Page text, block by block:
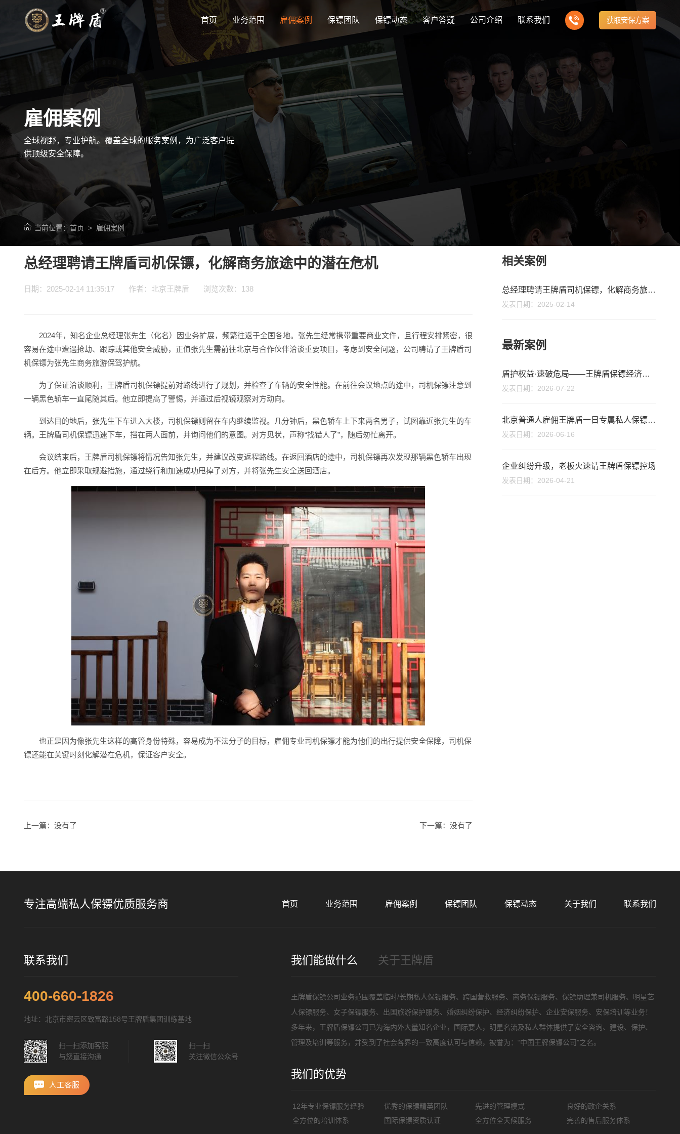
首页 业务范围 雇佣案例 保镖团队 保镖动态
您的世界 我来守护
专注高端私人保镖优质服务商
公司动态
Company news
保镖知识
Bodyguard knowledge City information
客户答疑 公司介绍 联系我们 获取安保方案
雇佣案例
全球视野，专业护航。覆盖全球的服务案例，为广泛客户提
供顶级安全保障。
当前位置：首页 > 雇佣案例
总经理聘请王牌盾司机保镖，化解商务旅途中的潜在危机
日期：2025-02-14 11:35:17 作者：北京王牌盾 浏览次数： 138
2024年，知名企业总经理张先生（化名）因业务扩展，频繁往返于全国各地。张先生经常携带重要商业文件，且行程安排紧密，很
容易在途中遭遇抢劫、跟踪或其他安全威胁，正值张先生需前往北京与合作伙伴洽谈重要项目，考虑到安全问题，公司聘请了王牌盾司
机保镖为张先生商务旅游保驾护航。
为了保证洽谈顺利，王牌盾司机保镖提前对路线进行了规划，并检查了车辆的安全性能。在前往会议地点的途中，司机保镖注意到
一辆黑色轿车一直尾随其后。他立即提高了警惕，并通过后视镜观察对方动向。
到达目的地后，张先生下车进入大楼，司机保镖则留在车内继续监视。几分钟后，黑色轿车上下来两名男子，试图靠近张先生的车
辆。王牌盾司机保镖迅速下车，挡在两人面前，并询问他们的意图。对方见状，声称“找错人了”，随后匆忙离开。
会议结束后，王牌盾司机保镖将情况告知张先生，并建议改变返程路线。在返回酒店的途中，司机保镖再次发现那辆黑色轿车出现
在后方。他立即采取规避措施，通过绕行和加速成功甩掉了对方，并将张先生安全送回酒店。
也正是因为像张先生这样的高管身份特殊，容易成为不法分子的目标，雇佣专业司机保镖才能为他们的出行提供安全保障，司机保
镖还能在关键时刻化解潜在危机，保证客户安全。
上一篇：没有了 下一篇：没有了
相关案例
总经理聘请王牌盾司机保镖，化解商务旅途中的潜在危机
发表日期：2025-02-14
最新案例
盾护权益·速破危局——王牌盾保镖经济纠纷实战获好评
发表日期：2026-07-22
北京普通人雇佣王牌盾一日专属私人保镖：平凡日常，亦有硬核安心守护
发表日期：2026-06-16
企业纠纷升级，老板火速请王牌盾保镖控场
发表日期：2026-04-21
专注高端私人保镖优质服务商 首页 业务范围 雇佣案例 保镖团队 保镖动态 关于我们 联系我们
联系我们
400-660-1826
地址：北京市密云区致富路158号王牌盾集团训练基地
扫一扫添加客服
与您直接沟通
扫一扫
关注微信公众号
人工客服
我们能做什么 关于王牌盾
王牌盾保镖公司业务范围覆盖临时/长期私人保镖服务、跨国营救服务、商务保镖服务、保镖助理兼司机服务、明星艺
人保镖服务、女子保镖服务、出国旅游保护服务、婚姻纠纷保护、经济纠纷保护、企业安保服务、安保培训等业务！
多年来，王牌盾保镖公司已为海内外大量知名企业，国际要人，明星名流及私人群体提供了安全咨询、建设、保护、
管理及培训等服务，并受到了社会各界的一致高度认可与信赖，被誉为：“中国王牌保镖公司”之名。
我们的优势
12年专业保镖服务经验 优秀的保镖精英团队 先进的管理模式
良好的政企关系
全方位的培训体系
国际保镖资质认证 全方位全天候服务 完善的售后服务体系